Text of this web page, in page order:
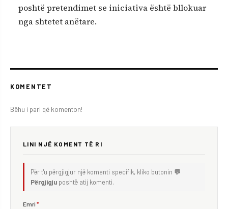
poshtë pretendimet se iniciativa është bllokuar
nga shtetet anëtare.
KOMENTET
Bëhu i pari që komenton!
LINI NJË KOMENT TË RI
Për t'u përgjigjur një komenti specifik, kliko butonin 💬
Përgjigju poshtë atij komenti.
Emri *